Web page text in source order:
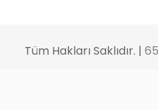
Tüm Hakları Saklıdır. |